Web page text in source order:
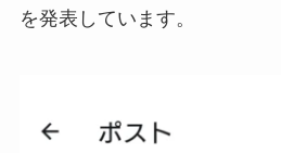
を発表しています。